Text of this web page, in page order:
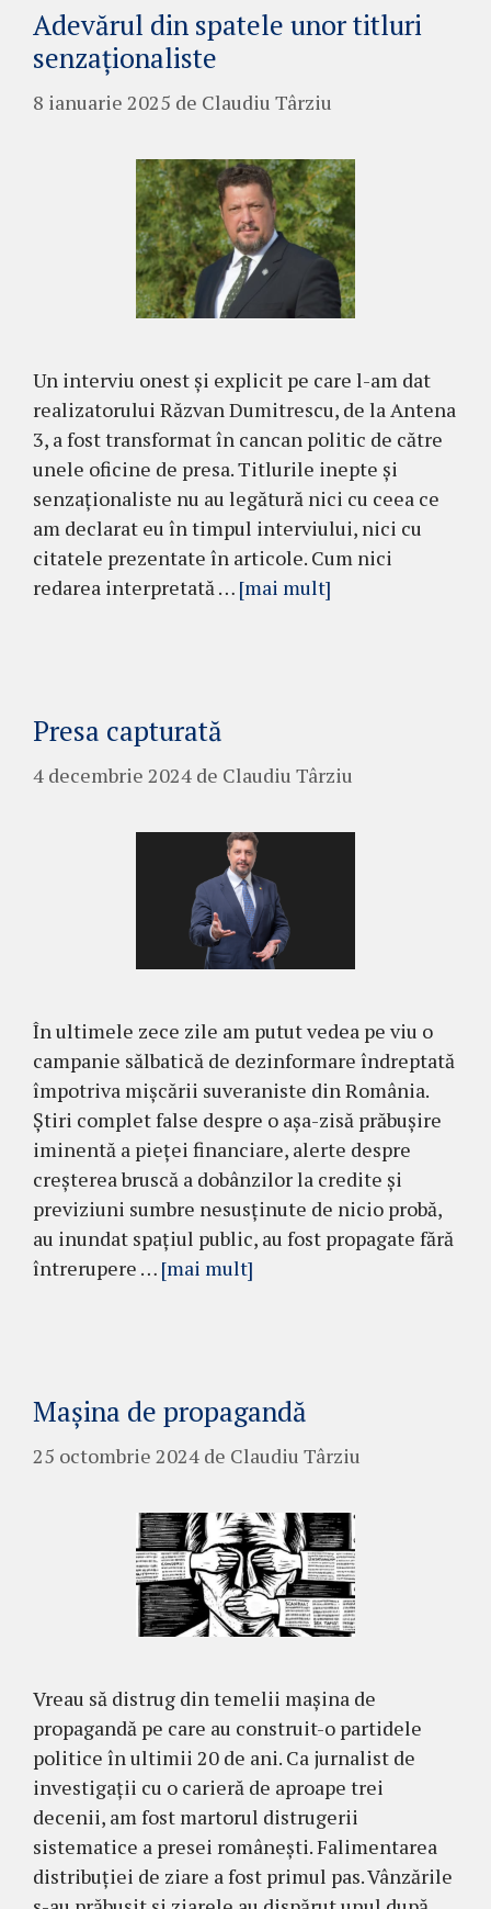
Adevărul din spatele unor titluri
senzaționaliste
8 ianuarie 2025 de Claudiu Târziu
Un interviu onest și explicit pe care l-am dat
realizatorului Răzvan Dumitrescu, de la Antena
3, a fost transformat în cancan politic de către
unele oficine de presa. Titlurile inepte și
senzaționaliste nu au legătură nici cu ceea ce
am declarat eu în timpul interviului, nici cu
citatele prezentate în articole. Cum nici
redarea interpretată … [mai mult]
Presa capturată
4 decembrie 2024 de Claudiu Târziu
În ultimele zece zile am putut vedea pe viu o
campanie sălbatică de dezinformare îndreptată
împotriva mișcării suveraniste din România.
Știri complet false despre o așa-zisă prăbușire
iminentă a pieței financiare, alerte despre
creșterea bruscă a dobânzilor la credite și
previziuni sumbre nesusținute de nicio probă,
au inundat spațiul public, au fost propagate fără
întrerupere … [mai mult]
Mașina de propagandă
25 octombrie 2024 de Claudiu Târziu
Vreau să distrug din temelii mașina de
propagandă pe care au construit-o partidele
politice în ultimii 20 de ani. Ca jurnalist de
investigații cu o carieră de aproape trei
decenii, am fost martorul distrugerii
sistematice a presei românești. Falimentarea
distribuției de ziare a fost primul pas. Vânzările